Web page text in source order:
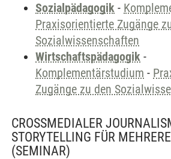
Sozialpädagogik -
Praxisorientierte Zugänge
Sozialwissenschaften
Wirtschaftspädagogik -
Komplementärstudium -
Zugänge zu den
CROSSMEDIALER
STORYTELLING FÜR
(SEMINAR)